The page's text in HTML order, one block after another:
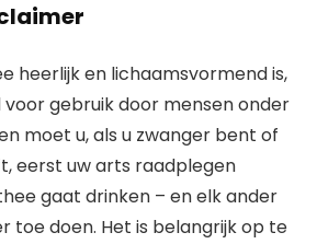
heerlijk en lichaamsvormend is,
gebruik door mensen onder
moet u, als u zwanger bent of
eerst uw arts raadplegen
gaat drinken – en elk ander
toe doen. Het is belangrijk op te